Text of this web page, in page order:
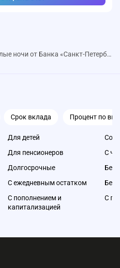
Белые ночи от Банка «Санкт-Петербург»
Срок вклада Процент по
Для детей
Для пенсионеров
Долгосрочные
С ежедневным остатком
С пополнением и
капитализацией
Со
С
Без
Без
С